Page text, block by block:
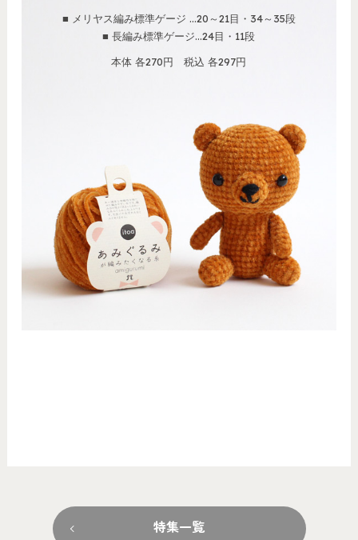
■ メリヤス編み標準ゲージ …20～21目・34～35段
■ 長編み標準ゲージ…24目・11段
本体 各270円 税込 各297円
特集一覧